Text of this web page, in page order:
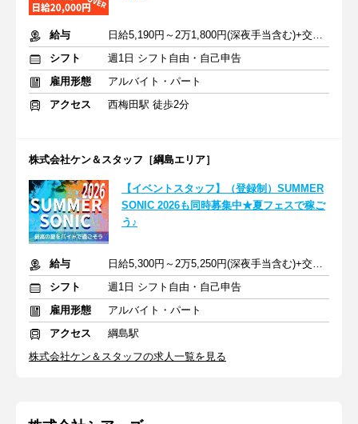
給与
日給5,190円～2万1,800円(深夜手当含む)+交通費支給
シフト
週1日 シフト自由・自己申告
雇用形態
アルバイト・パート
アクセス
西梅田駅 徒歩2分
株式会社ケン＆スタッフ［綱島エリア］
【イベントスタッフ】（登録制）SUMMER
SONIC 2026も同時募集中★夏フェスで稼ご
う♪
給与
日給5,300円～2万5,250円(深夜手当含む)+交通費支給
シフト
週1日 シフト自由・自己申告
雇用形態
アルバイト・パート
アクセス
綱島駅
株式会社ケン＆スタッフの求人一覧を見る